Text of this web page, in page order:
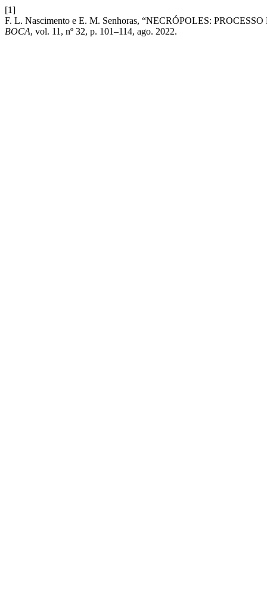
[1]
F. L. Nascimento e E. M. Senhoras, “NECRÓPOLES:
BOCA, vol. 11, nº 32, p. 101–114, ago. 2022.